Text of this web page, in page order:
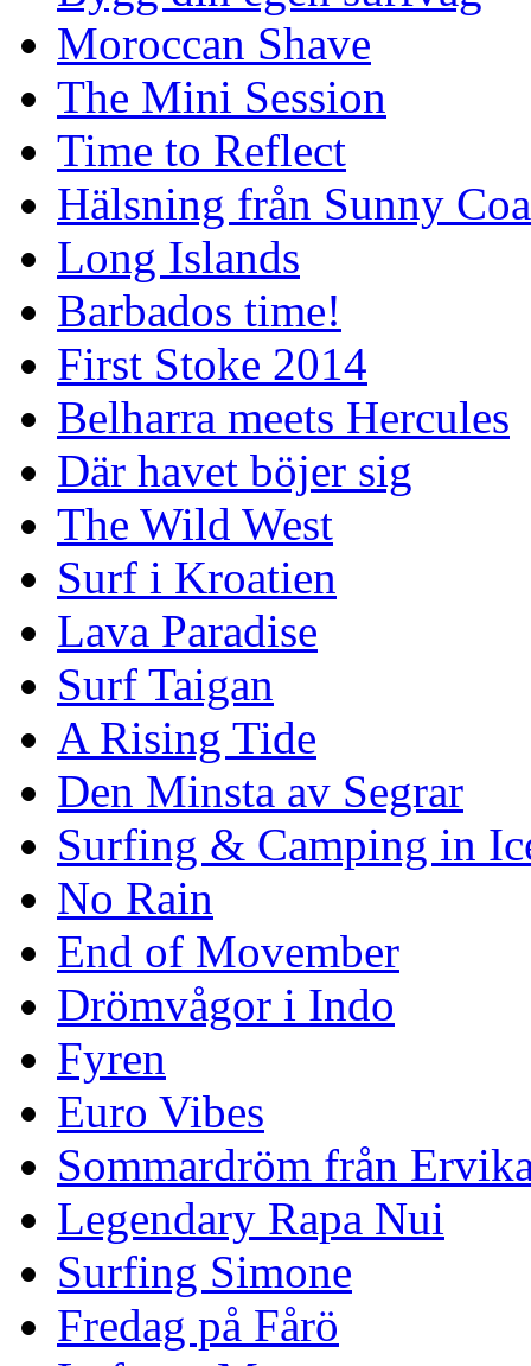
Moroccan Shave
The Mini Session
Time to Reflect
Hälsning från Sunny
Long Islands
Barbados time!
First Stoke 2014
Belharra meets Hercules
Där havet böjer sig
The Wild West
Surf i Kroatien
Lava Paradise
Surf Taigan
A Rising Tide
Den Minsta av Segrar
Surfing & Camping in
No Rain
End of Movember
Drömvågor i Indo
Fyren
Euro Vibes
Sommardröm från
Legendary Rapa Nui
Surfing Simone
Fredag på Fårö